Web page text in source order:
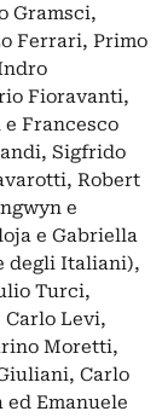
Gramsci,
Ferrari, Primo
Fioravanti,
Francesco
Sigfrido
Robert
e
e Gabriella
degli Italiani),
Turci,
Carlo Levi,
Moretti,
Carlo
Emanuele